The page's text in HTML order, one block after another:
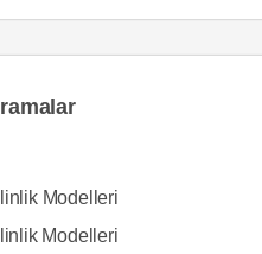
Modelleri
Modelleri